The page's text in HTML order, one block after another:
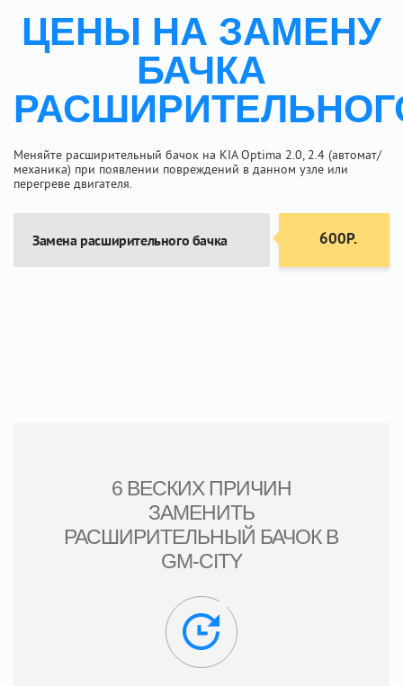
ЦЕНЫ НА ЗАМЕНУ
БАЧКА
Меняйте расширительный бачок на KIA Optima 2.0, 2.4 (автомат/
механика) при появлении повреждений в данном узле или
перегреве двигателя.
Замена расширительного бачка 600Р.
6 ВЕСКИХ ПРИЧИН
ЗАМЕНИТЬ
РАСШИРИТЕЛЬНЫЙ БАЧОК В
GM-CITY